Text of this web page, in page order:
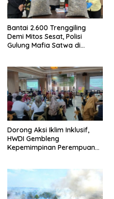
Bantai 2.600 Trenggiling
Demi Mitos Sesat, Polisi
Gulung Mafia Satwa di
Dorong Aksi Iklim Inklusif,
HWDI Gembleng
Kepemimpinan Perempuan